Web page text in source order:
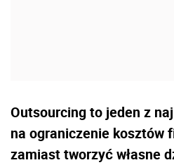
Outsourcing to jeden z
na ograniczenie kosztów
zamiast tworzyć własne